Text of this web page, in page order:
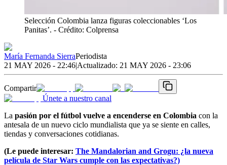
Selección Colombia lanza figuras coleccionables ‘Los
Panitas’. - Crédito: Colprensa
María Fernanda SierraPeriodista
21 MAY 2026 - 22:46|Actualizado: 21 MAY 2026 - 23:06
Compartir
Únete a nuestro canal
La pasión por el fútbol vuelve a encenderse en Colombia con la
antesala de un nuevo ciclo mundialista que ya se siente en calles,
tiendas y conversaciones cotidianas.
(Le puede interesar: The Mandalorian and Grogu: ¿la nueva
película de Star Wars cumple con las expectativas?)